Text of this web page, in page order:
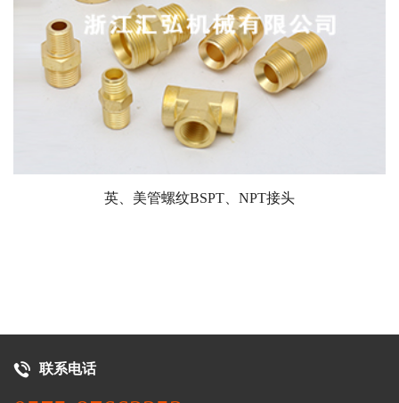
英、美管螺纹BSPT、NPT接头
联系电话